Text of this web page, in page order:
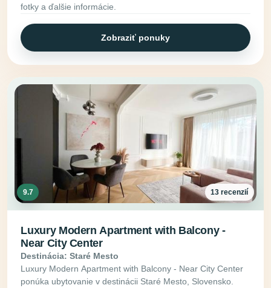
fotky a ďalšie informácie.
Zobraziť ponuky
9.7 13 recenzií
Luxury Modern Apartment with Balcony -
Near City Center
Destinácia: Staré Mesto
Luxury Modern Apartment with Balcony - Near City Center
ponúka ubytovanie v destinácii Staré Mesto, Slovensko.